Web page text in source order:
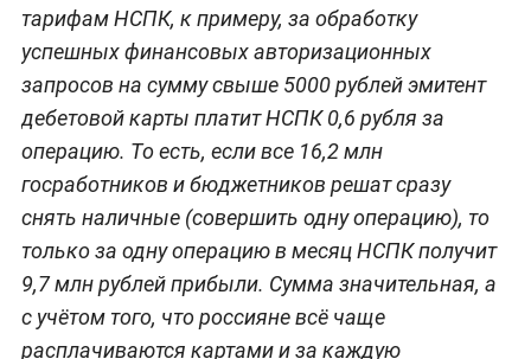
тарифам НСПК, к примеру, за обработку
успешных финансовых авторизационных
запросов на сумму свыше 5000 рублей эмитент
дебетовой карты платит НСПК 0,6 рубля за
операцию. То есть, если все 16,2 млн
госработников и бюджетников решат сразу
снять наличные (совершить одну операцию), то
только за одну операцию в месяц НСПК получит
9,7 млн рублей прибыли. Сумма значительная, а
с учётом того, что россияне всё чаще
расплачиваются картами и за каждую